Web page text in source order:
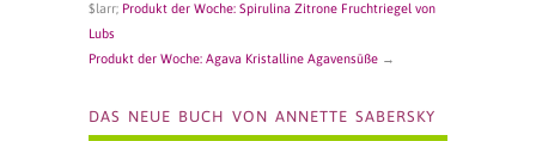
$larr; Produkt der Woche: Spirulina Zitrone Fruchtriegel von
Lubs
Produkt der Woche: Agava Kristalline Agavensüße →
DAS NEUE BUCH VON ANNETTE SABERSKY